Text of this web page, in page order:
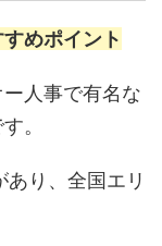
めポイント
人事で有名な
。
り、全国エリ